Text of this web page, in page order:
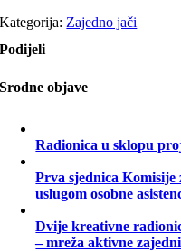
Kategorija: Zajedno jači
Podijeli
Srodne objave
Radionica u sklopu
Prva sjednica
uslugom osobne
Dvije kreativne
– mreža aktivne